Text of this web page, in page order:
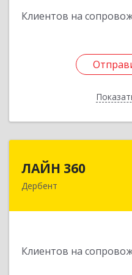
Клиентов на
ЛАЙН 360
Дербент
Клиентов на
368600, Дагестан